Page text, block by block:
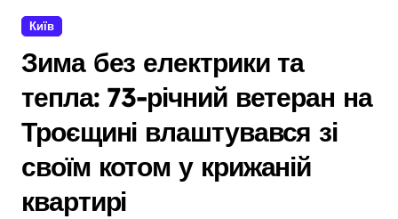
Київ
Зима без електрики та
тепла: 73-річний ветеран на
Троєщині влаштувався зі
своїм котом у крижаній
квартирі